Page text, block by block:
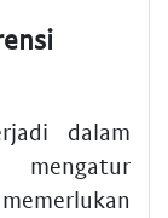
dalam
mengatur